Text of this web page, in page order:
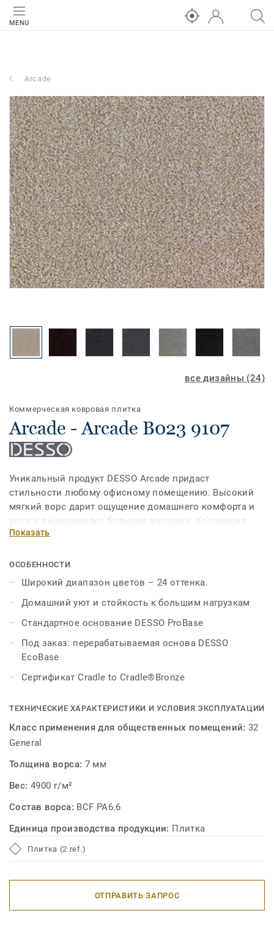
MENU
Arcade
все дизайны (24)
Коммерческая ковровая плитка
Arcade - Arcade B023 9107
Уникальный продукт DESSO Arcade придаст
стильности любому офисному помещению. Высокий
мягкий ворс дарит ощущение домашнего комфорта и
уюта и выдерживает большие нагрузки. Коллекция
имеет широкий спектр цветов – от нейтральных
фиолетовых и золотых. DESSO Arcade позволяет
создать уникальный и очень комфортный интерьер.
Показать
ОСОБЕННОСТИ
Широкий диапазон цветов – 24 оттенка.
Домашний уют и стойкость к большим нагрузкам
Стандартное основание DESSO ProBase
Под заказ: перерабатываемая основа DESSO
EcoBase
Сертификат Cradle to Cradle®Bronze
ТЕХНИЧЕСКИЕ ХАРАКТЕРИСТИКИ И УСЛОВИЯ ЭКСПЛУАТАЦИИ
Класс применения для общественных помещений:32
General
Толщина ворса: 7 мм
Вес: 4900 г/м²
Состав ворса: BCF PA6.6
Единица производства продукции: Плитка
Плитка (2 ref.)
ОТПРАВИТЬ ЗАПРОС